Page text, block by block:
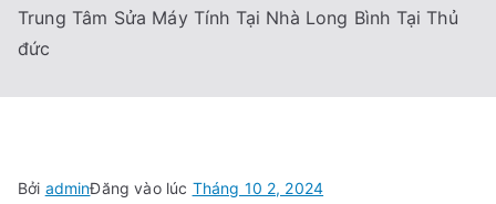
ệt
Việt
Trung Tâm Sửa Máy Tính Tại Nhà Long Bình Tại Thủ
đức
Bởi adminĐăng vào lúc Tháng 10 2, 2024